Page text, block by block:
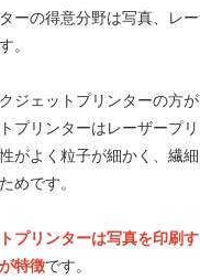
ーの得意分野は写真、レ
。
ジェットプリンターの方
プリンターはレーザープ
がよく粒子が細かく、繊
めです。
プリンターは写真を印刷
特徴です。